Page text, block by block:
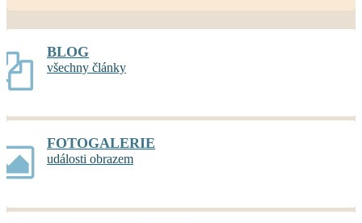
BLOG
všechny články
FOTOGALERIE
události obrazem